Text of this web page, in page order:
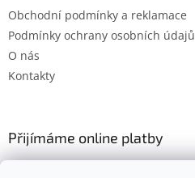
Obchodní podmínky a reklamace
Podmínky ochrany osobních údajů
O nás
Kontakty
Přijímáme online platby